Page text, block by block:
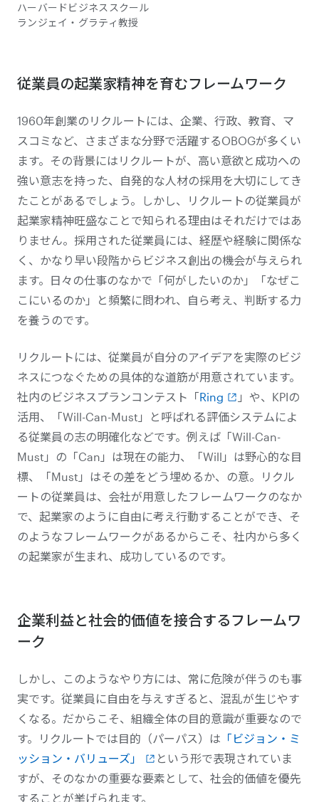
ハーバードビジネススクール
ランジェイ・グラティ教授
従業員の起業家精神を育むフレームワーク
1960年創業のリクルートには、企業、行政、教育、マ
スコミなど、さまざまな分野で活躍するOBOGが多くい
ます。その背景にはリクルートが、高い意欲と成功への
強い意志を持った、自発的な人材の採用を大切にしてき
たことがあるでしょう。しかし、リクルートの従業員が
起業家精神旺盛なことで知られる理由はそれだけではあ
りません。採用された従業員には、経歴や経験に関係な
く、かなり早い段階からビジネス創出の機会が与えられ
ます。日々の仕事のなかで「何がしたいのか」「なぜこ
こにいるのか」と頻繁に問われ、自ら考え、判断する力
を養うのです。
リクルートには、従業員が自分のアイデアを実際のビジ
ネスにつなぐための具体的な道筋が用意されています。
社内のビジネスプランコンテスト「Ring
」や、KPIの
活用、「Will-Can-Must」と呼ばれる評価システムによ
る従業員の志の明確化などです。 例えば「Will-Can-
Must」の「Can」は現在の能力、「Will」は野心的な目
標、「Must」はその差をどう埋めるか、の意。
リクル
ートの従業員は、会社が用意したフレームワークのなか
で、起業家のように自由に考え行動することができ、そ
のようなフレームワークがあるからこそ、社内から多く
の起業家が生まれ、成功しているのです。
企業利益と社会的価値を接合するフレームワ
ーク
しかし、このようなやり方には、常に危険が伴うのも事
実です。従業員に自由を与えすぎると、混乱が生じやす
くなる。だからこそ、組織全体の目的意識が重要なので
す。リクルートでは目的（パーパス）は 「ビジョン・ミ
ッション・バリューズ」
という形で表現されていま
すが、そのなかの重要な要素として、社会的価値を優先
することが挙げられます。